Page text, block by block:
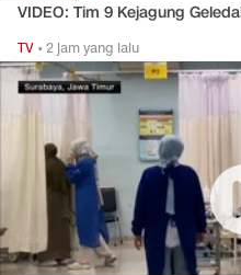
VIDEO: Tim 9 Kejagung
TV •2 jam yang lalu